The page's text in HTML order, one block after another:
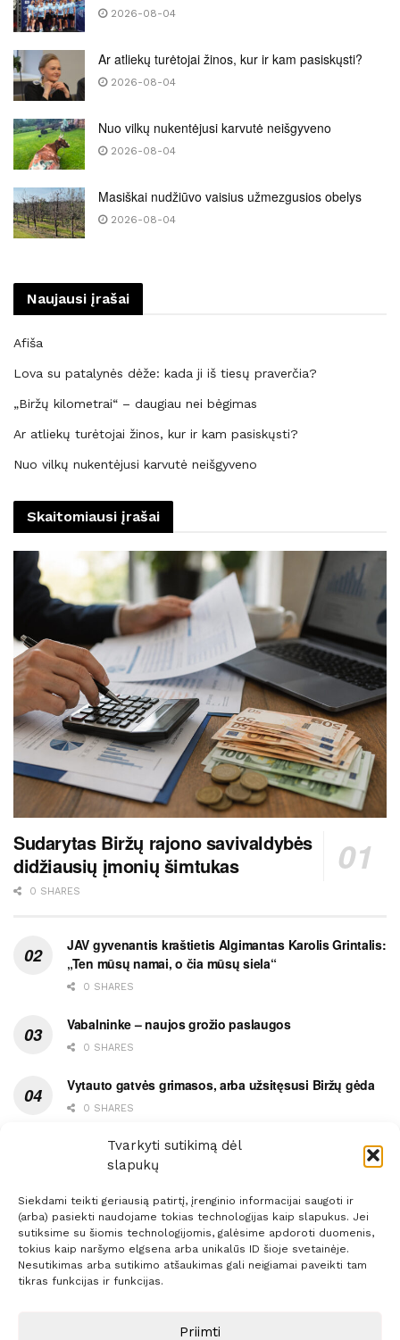
Tvarkyti sutikimą dėl
slapukų
Siekdami teikti geriausią patirtį, įrenginio informacijai saugoti ir
(arba) pasiekti naudojame tokias technologijas kaip slapukus. Jei
sutiksime su šiomis technologijomis, galėsime apdoroti duomenis,
tokius kaip naršymo elgsena arba unikalūs ID šioje svetainėje.
Nesutikimas arba sutikimo atšaukimas gali neigiamai paveikti tam
tikras funkcijas ir funkcijas.
Priimti
2026-08-04
Ar atliekų turėtojai žinos, kur ir kam pasiskųsti?
2026-08-04
Nuo vilkų nukentėjusi karvutė neišgyveno
2026-08-04
Masiškai nudžiūvo vaisius užmezgusios obelys
2026-08-04
Naujausi įrašai
Afiša
Lova su patalynės dėže: kada ji iš tiesų praverčia?
„Biržų kilometrai“ – daugiau nei bėgimas
Ar atliekų turėtojai žinos, kur ir kam pasiskųsti?
Nuo vilkų nukentėjusi karvutė neišgyveno
Skaitomiausi įrašai
Sudarytas Biržų rajono savivaldybės
didžiausių įmonių šimtukas
0 SHARES
JAV gyvenantis kraštietis Algimantas Karolis Grintalis:
„Ten mūsų namai, o čia mūsų siela“
0 SHARES
Vabalninke – naujos grožio paslaugos
0 SHARES
Vytauto gatvės grimasos, arba užsitęsusi Biržų gėda
0 SHARES
Pietų metas pažymėtas avarija
0 SHARES
Prenumerata Reklama
Sprendimas:ITBrolis